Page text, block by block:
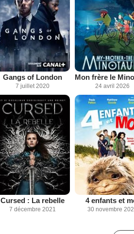
Gangs of London
7 juillet 2020 24 avril 2026
Cursed : La rebelle
7 décembre 2021
4 enfants et
30 novembre